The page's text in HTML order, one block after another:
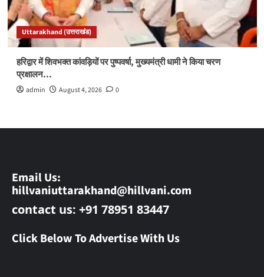
Uttarakhand (उत्तराखंड)
हरिद्वार में शिवभक्त कांवड़ियों पर पुष्पवर्षा, मुख्यमंत्री धामी ने किया चरण
प्रक्षालन…
admin August 4, 2026 0
Email Us:
hillvaniuttarakhand@hillvani.com
contact us: +91 78951 83447
Click Below To Advertise With Us